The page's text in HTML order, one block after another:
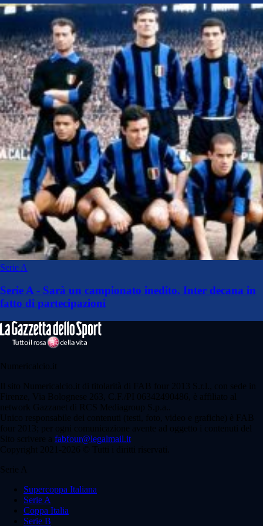
Serie A
Serie A - Sarà un campionato inedito. Inter decana in
fatto di partecipazioni
Numericalcio.it
Il sito Numericalcio.it di titolarità di FAB four 2013 S.r.l., con sede in
Firenze, Via Bolognese 263, C.F./PI 06342490486, è affiliato al
network Gazzanet di RCS Mediagroup S.p.a..
Unico responsabile dei contenuti (testi, foto, video e grafiche) è FAB
four 2013; per ogni comunicazione avente ad oggetto i contenuti del
Sito scrivere a fabfour@legalmail.it
Copyright 2021-2026 © Tutti i diritti riservati.
Serie A
Supercoppa Italiana
Serie A
Coppa Italia
Serie B